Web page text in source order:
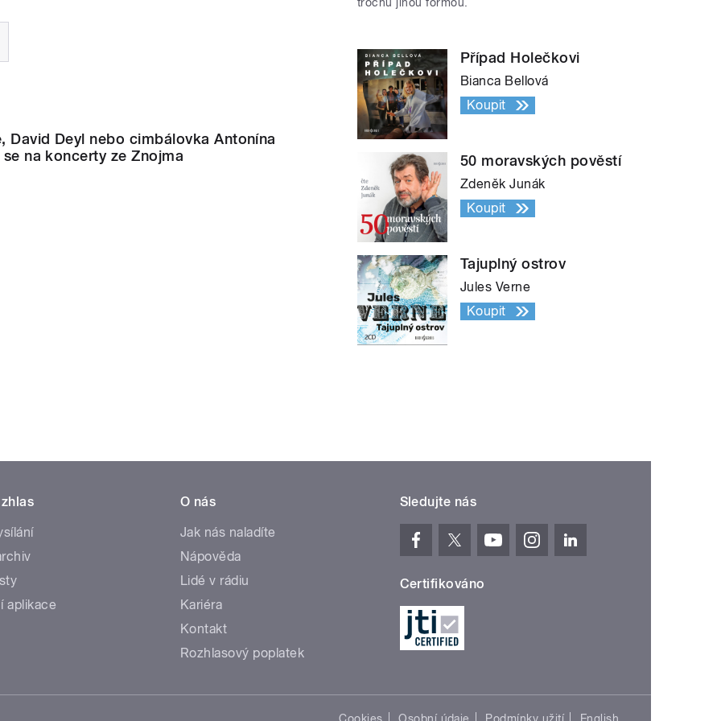
David Deyl nebo cimbálovka Antonína
na koncerty ze Znojma
Případ Holečkovi
Bianca Bellová
Koupit
50 moravských pověstí
Zdeněk Junák
Koupit
Tajuplný ostrov
Jules Verne
Koupit
aplikace
O nás
Jak nás naladíte
Nápověda
Lidé v rádiu
Kariéra
Kontakt
Rozhlasový poplatek
Sledujte nás
Certifikováno